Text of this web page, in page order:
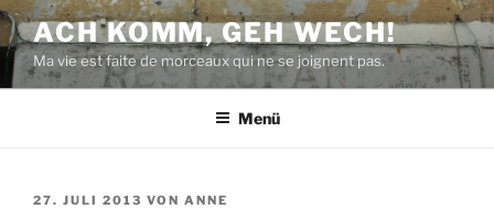
Zum
Inhalt
springen
ACH KOMM, GEH WECH!
Ma vie est faite de morceaux qui ne se joignent pas.
Menü
VERÖFFENTLICHT
27. JULI 2013 VON ANNE